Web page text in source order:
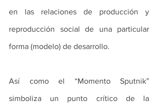
en las relaciones de producción y
reproducción social de una particular
forma (modelo) de desarrollo.
Así como el “Momento Sputnik”
simboliza un punto crítico de la